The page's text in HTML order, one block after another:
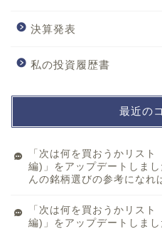
決算発表
私の投資履歴書
最近の
「次は何を買おうかリス
編)」をアップデートしま
んの銘柄選びの参考になれ
「次は何を買おうかリス
編)」をアップデートしま